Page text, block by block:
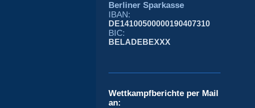
Berliner Sparkasse
IBAN:
DE14100500000190407310
BIC:
BELADEBEXXX
Wettkampfberichte per Mail
an: